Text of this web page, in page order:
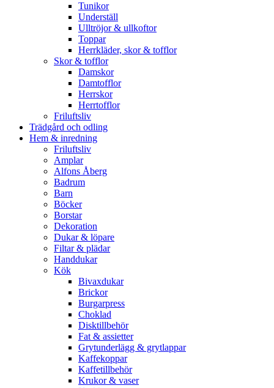
Tunikor
Underställ
Ulltröjor & ullkoftor
Toppar
Herrkläder, skor & tofflor
Skor & tofflor
Damskor
Damtofflor
Herrskor
Herrtofflor
Friluftsliv
Trädgård och odling
Hem & inredning
Friluftsliv
Amplar
Alfons Åberg
Badrum
Barn
Böcker
Borstar
Dekoration
Dukar & löpare
Filtar & plädar
Handdukar
Kök
Bivaxdukar
Brickor
Burgarpress
Choklad
Disktillbehör
Fat & assietter
Grytunderlägg & grytlappar
Kaffekoppar
Kaffetillbehör
Krukor & vaser